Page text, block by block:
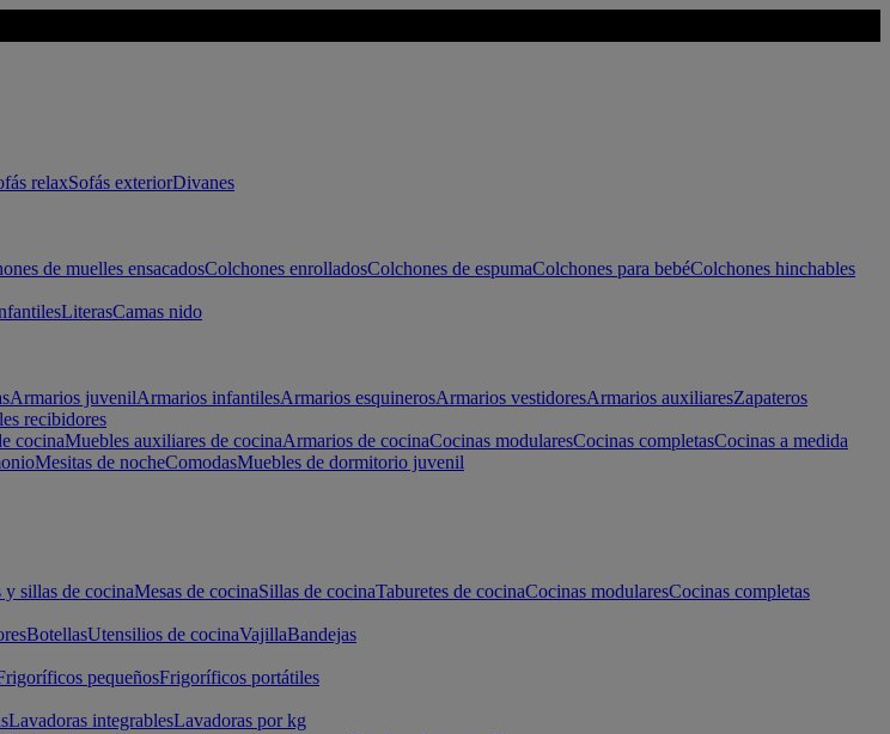
relaxSofás exteriorDivanes
de muelles ensacadosColchones enrolladosColchones de espumaColchones para bebéColchones hinchables
LiterasCamas nido
Armarios juvenilArmarios infantilesArmarios esquinerosArmarios vestidoresArmarios auxiliaresZapateros
recibidores
cocinaMuebles auxiliares de cocinaArmarios de cocinaCocinas modularesCocinas completasCocinas a medida
Mesitas de nocheComodasMuebles de dormitorio juvenil
y sillas de cocinaMesas de cocinaSillas de cocinaTaburetes de cocinaCocinas modularesCocinas completas
BotellasUtensilios de cocinaVajillaBandejas
pequeñosFrigoríficos portátiles
Lavadoras integrablesLavadoras por kg